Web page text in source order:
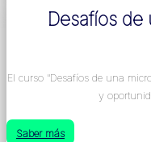
Desafíos de
El curso “Desafíos de una
y
Saber más